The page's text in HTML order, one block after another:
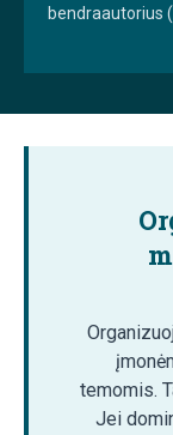
bendraautorius
temomis.
Jei